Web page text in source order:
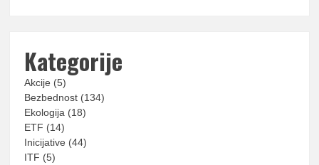
Kategorije
Akcije (5)
Bezbednost (134)
Ekologija (18)
ETF (14)
Inicijative (44)
ITF (5)